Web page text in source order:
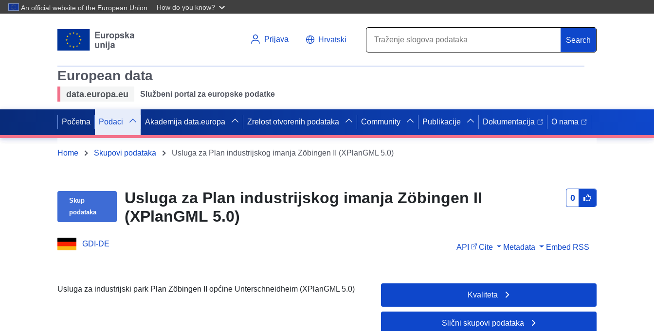
An official website of the European Union How do you know?
Prijava Hrvatski Search
European data
data.europa.eu Službeni portal za europske podatke
Početna Podaci Akademija data.europa Zrelost otvorenih podataka Community Publikacije Dokumentacija O nama
Home Skupovi podataka Usluga za Plan industrijskog imanja Zöbingen II (XPlanGML 5.0)
Skup
podataka
Usluga za Plan industrijskog imanja Zöbingen II
(XPlanGML 5.0)
0
GDI-DE API Cite Metadata Embed RSS
Usluga za industrijski park Plan Zöbingen II općine Unterschneidheim (XPlanGML 5.0)
Kvaliteta
Slični skupovi podataka